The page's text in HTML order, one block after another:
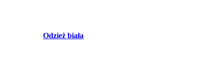
Odzież biała